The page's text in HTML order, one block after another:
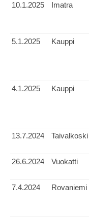
10.1.2025
Imatra
5.1.2025
Kauppi
4.1.2025
Kauppi
13.7.2024
Taivalkoski
26.6.2024
Vuokatti
7.4.2024
Rovaniemi